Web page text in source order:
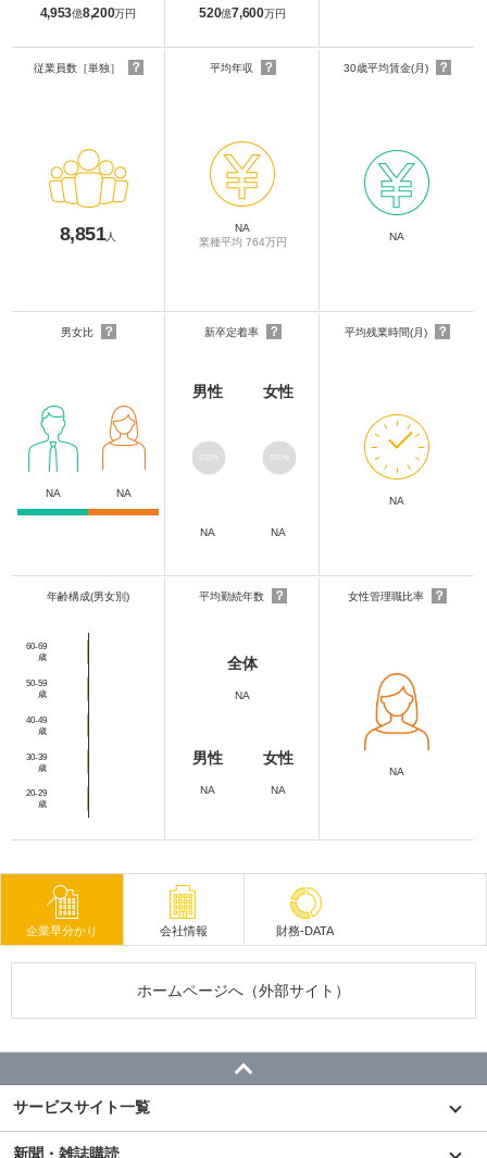
4,953億8,200万円 520億7,600万円
従業員数［単独］ ？
8,851人
平均年収 ？
NA
業種平均 764万円
30歳平均賃金(月) ？
NA
男女比 ？
NA NA
新卒定着率 ？
男性
NA
女性
NA
平均残業時間(月) ？
NA
年齢構成(男女別)
60-69
歳
50-59
歳
40-49
歳
30-39
歳
20-29
歳
平均勤続年数 ？
全体
NA
男性
NA
女性
NA
女性管理職比率 ？
NA
企業早分かり 会社情報 財務-DATA
ホームページへ（外部サイト）
サービスサイト一覧
新聞・雑誌購読